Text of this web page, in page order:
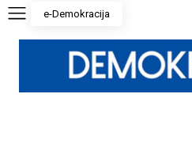
e-Demokracija